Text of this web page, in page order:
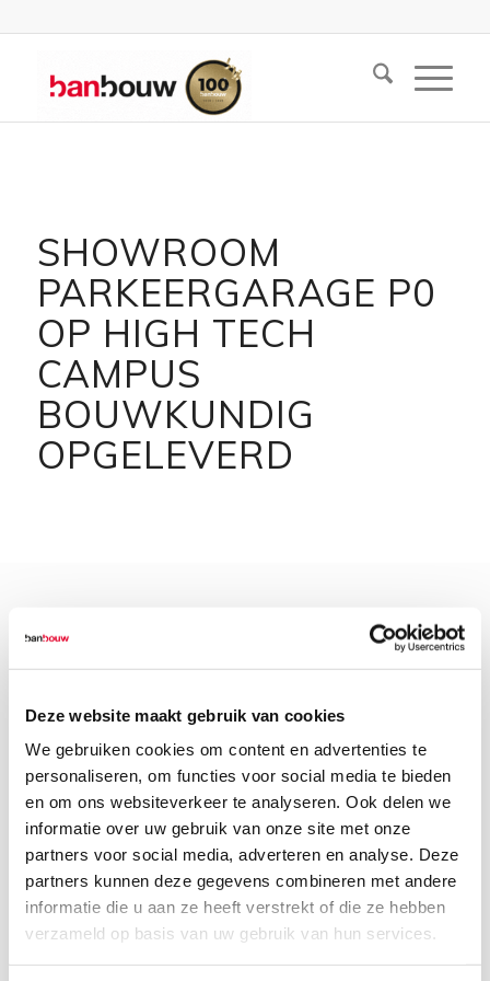
Deze website maakt gebruik van cookies
We gebruiken cookies om content en advertenties te
personaliseren, om functies voor social media te bieden
en om ons websiteverkeer te analyseren. Ook delen we
informatie over uw gebruik van onze site met onze
partners voor social media, adverteren en analyse. Deze
partners kunnen deze gegevens combineren met andere
informatie die u aan ze heeft verstrekt of die ze hebben
verzameld op basis van uw gebruik van hun services.
SHOWROOM
PARKEERGARAGE P0
OP HIGH TECH
CAMPUS
BOUWKUNDIG
OPGELEVERD
zogenoemde plint van parkeergarage P0 op
de High Tech Campus bouwkundig
opgeleverd. In het onderste gebouwdeel is, in
opdracht van Philips Lighting, een
expositieruimte ingericht.
Ban Bouw begon eind februari van dit jaar aan
de opdracht. Volgens projectleider Frank Derks
is alles zeer voorspoedig gegaan. "Tijdens het
gehele traject is de samenwerking met de